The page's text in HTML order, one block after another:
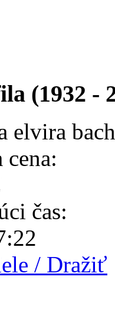
(1932 -
elvira bach
čas:
/ Dražiť